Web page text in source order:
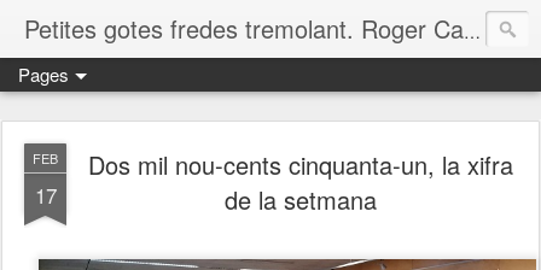
Petites gotes fredes tremolant. Roger Casero Gumbau. Girona
Pages
FEB
17
Dos mil nou-cents cinquanta-un, la xifra
de la setmana